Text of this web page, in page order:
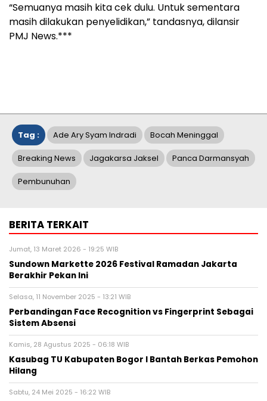
“Semuanya masih kita cek dulu. Untuk sementara
masih dilakukan penyelidikan,” tandasnya, dilansir
PMJ News.***
Tag : Ade Ary Syam Indradi Bocah Meninggal
Breaking News Jagakarsa Jaksel Panca Darmansyah
Pembunuhan
BERITA TERKAIT
Jumat, 13 Maret 2026 - 19:25 WIB
Sundown Markette 2026 Festival Ramadan Jakarta
Berakhir Pekan Ini
Selasa, 11 November 2025 - 13:21 WIB
Perbandingan Face Recognition vs Fingerprint Sebagai
Sistem Absensi
Kamis, 28 Agustus 2025 - 06:18 WIB
Kasubag TU Kabupaten Bogor I Bantah Berkas Pemohon
Hilang
Sabtu, 24 Mei 2025 - 16:22 WIB